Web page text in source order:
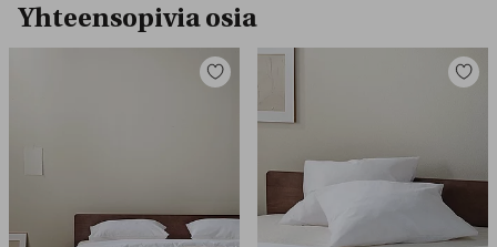
Yhteensopivia osia
Lisää
Lisää